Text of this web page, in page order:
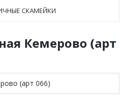
СКАМЕЙКИ
Кемерово (арт